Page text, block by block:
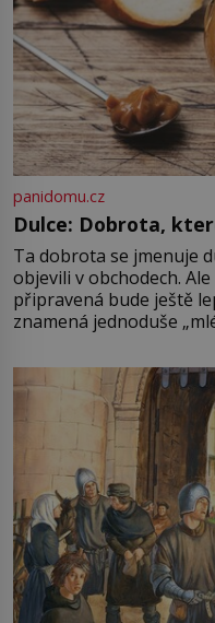
panidomu.cz
Dulce: Dobrota,
Ta dobrota se jmenuje
objevili v obchodech.
připravená bude ještě
znamená jednoduše
pře hned několik
Francie, kde se traduje,